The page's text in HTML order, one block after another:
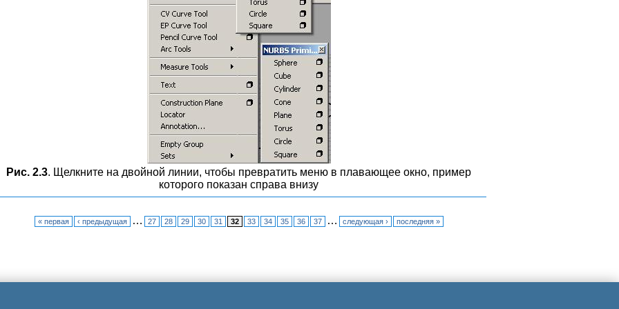
Рис. 2.3. Щелкните на двойной линии, чтобы превратить меню в плавающее окно, пример
которого показан справа внизу
« первая ‹ предыдущая … 27 28 29 30 31 32 33 34 35 36 37 … следующая › последняя »